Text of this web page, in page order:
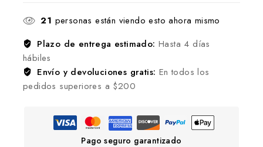
21 personas están viendo esto ahora mismo
Plazo de entrega estimado: Hasta 4 días
hábiles
Envío y devoluciones gratis: En todos los
pedidos superiores a $200
Pago seguro garantizado